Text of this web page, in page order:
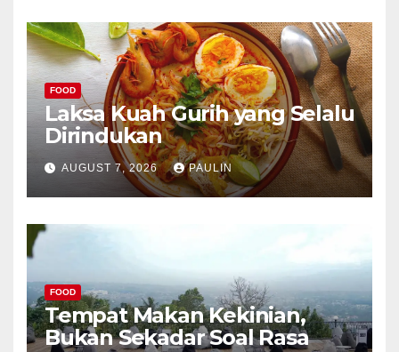
FOOD
Laksa Kuah Gurih yang Selalu
Dirindukan
AUGUST 7, 2026 PAULIN
FOOD
Tempat Makan Kekinian,
Bukan Sekadar Soal Rasa